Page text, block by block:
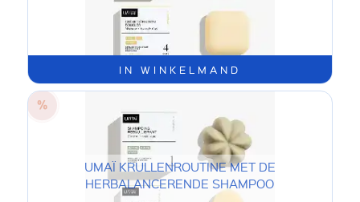
IN WINKELMAND
UMAÏ KRULLENROUTINE MET DE
HERBALANCERENDE SHAMPOO